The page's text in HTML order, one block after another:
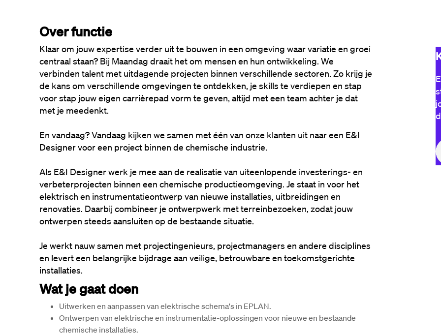
Over functie
Klaar om jouw expertise verder uit te bouwen in een omgeving waar variatie en groei
centraal staan? Bij Maandag draait het om mensen en hun ontwikkeling. We
verbinden talent met uitdagende projecten binnen verschillende sectoren. Zo krijg je
de kans om verschillende omgevingen te ontdekken, je skills te verdiepen en stap
voor stap jouw eigen carrièrepad vorm te geven, altijd met een team achter je dat
met je meedenkt.
En vandaag? Vandaag kijken we samen met één van onze klanten uit naar een E&I
Designer voor een project binnen de chemische industrie.
Als E&I Designer werk je mee aan de realisatie van uiteenlopende investerings- en
verbeterprojecten binnen een chemische productieomgeving. Je staat in voor het
elektrisch en instrumentatieontwerp van nieuwe installaties, uitbreidingen en
renovaties. Daarbij combineer je ontwerpwerk met terreinbezoeken, zodat jouw
ontwerpen steeds aansluiten op de bestaande situatie.
Je werkt nauw samen met projectingenieurs, projectmanagers en andere disciplines
en levert een belangrijke bijdrage aan veilige, betrouwbare en toekomstgerichte
installaties.
Wat je gaat doen
Uitwerken en aanpassen van elektrische schema's in EPLAN.
Ontwerpen van elektrische en instrumentatie-oplossingen voor nieuwe en bestaande
chemische installaties.